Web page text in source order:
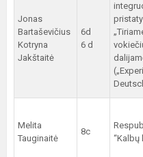
Jonas
Bartaševičius
Kotryna
Jakštaitė
6d
6 d
Melita
Tauginaitė
8c
“Kalbų